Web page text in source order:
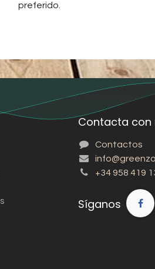
preferido.
Contacta con
Contactos
+34 958 419
Síganos